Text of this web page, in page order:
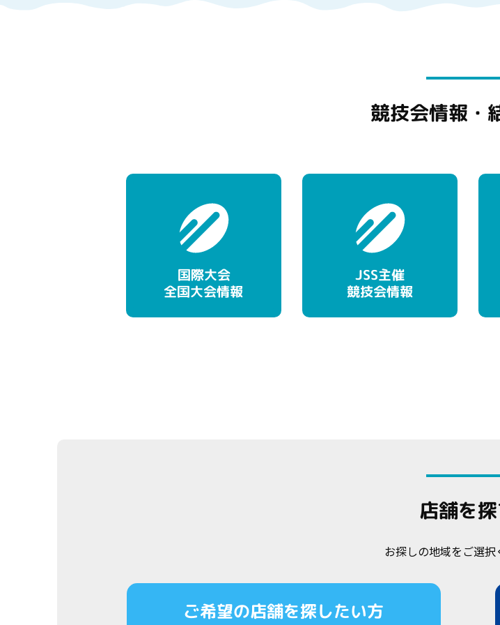
競技会情報・
国際大会
全国大会情報
JSS主催
競技会情報
店舗を
お探しの地域をご選択
ご希望の店舗を探したい方